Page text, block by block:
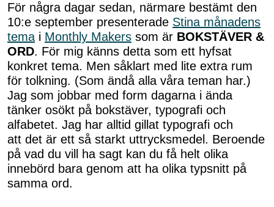
För några dagar sedan, närmare bestämt den
10:e september presenterade Stina månadens
tema i Monthly Makers som är BOKSTÄVER &
ORD. För mig känns detta som ett hyfsat
konkret tema. Men såklart med lite extra rum
för tolkning. (Som ändå alla våra teman har.)
Jag som jobbar med form dagarna i ända
tänker osökt på bokstäver, typografi och
alfabetet. Jag har alltid gillat typografi och
att det är ett så starkt uttrycksmedel. Beroende
på vad du vill ha sagt kan du få helt olika
innebörd bara genom att ha olika typsnitt på
samma ord.